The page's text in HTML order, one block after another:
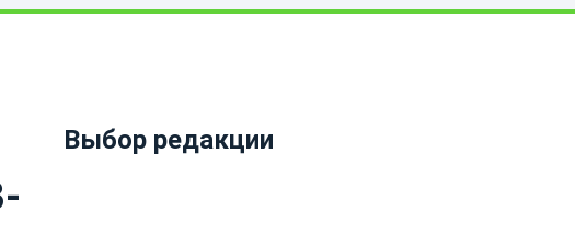
Выбор редакции